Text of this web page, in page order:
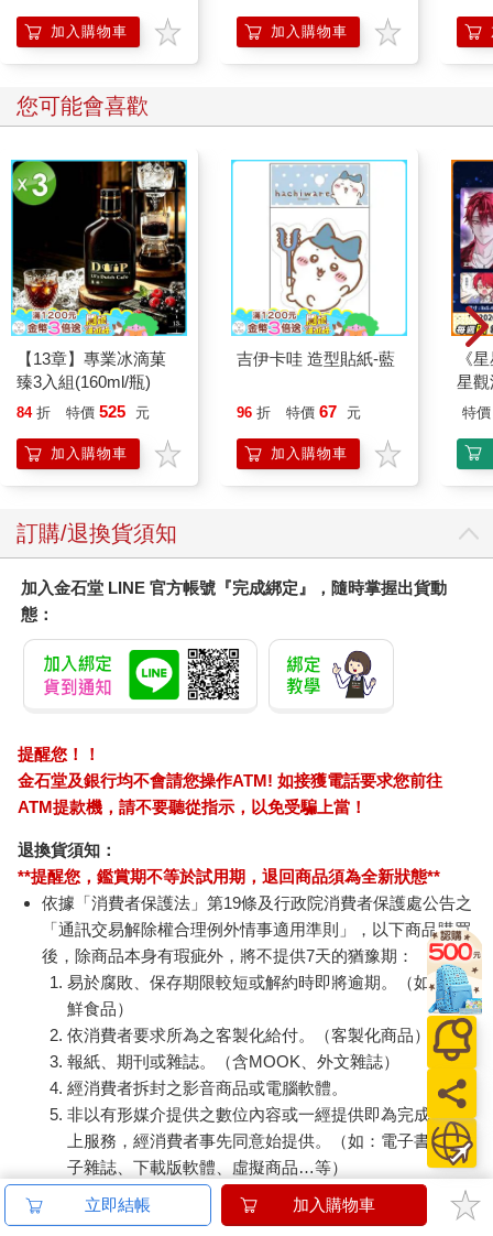
加入購物車 加入購物車
您可能會喜歡
【13章】專業冰滴菓
臻3入組(160ml/瓶)
84 折 特價 525 元
加入購物車
吉伊卡哇 造型貼紙-藍
96 折 特價 67 元
加入購物車
《
星
特價
訂購/退換貨須知
加入金石堂 LINE 官方帳號『完成綁定』，隨時掌握出貨動
態：
提醒您！！
金石堂及銀行均不會請您操作ATM! 如接獲電話要求您前往
ATM提款機，請不要聽從指示，以免受騙上當！
退換貨須知：
**提醒您，鑑賞期不等於試用期，退回商品須為全新狀態**
依據「消費者保護法」第19條及行政院消費者保護處公告之
「通訊交易解除權合理例外情事適用準則」，以下商品購買
後，除商品本身有瑕疵外，將不提供7天的猶豫期：
易於腐敗、保存期限較短或解約時即將逾期。（如：生
鮮食品）
依消費者要求所為之客製化給付。（客製化商品）
報紙、期刊或雜誌。（含MOOK、外文雜誌）
經消費者拆封之影音商品或電腦軟體。
非以有形媒介提供之數位內容或一經提供即為完成之線
上服務，經消費者事先同意始提供。（如：電子書、電
子雜誌、下載版軟體、虛擬商品…等）
已拆封之個人衛生用品。（如：內衣褲、刮鬍刀、除毛
立即結帳 加入購物車